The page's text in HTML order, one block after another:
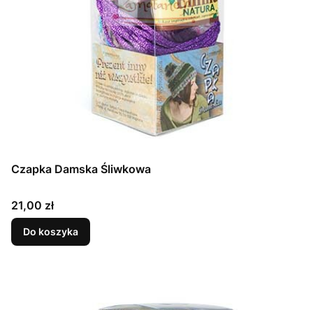
Czapka Damska Śliwkowa
Cena
21,00 zł
Do koszyka